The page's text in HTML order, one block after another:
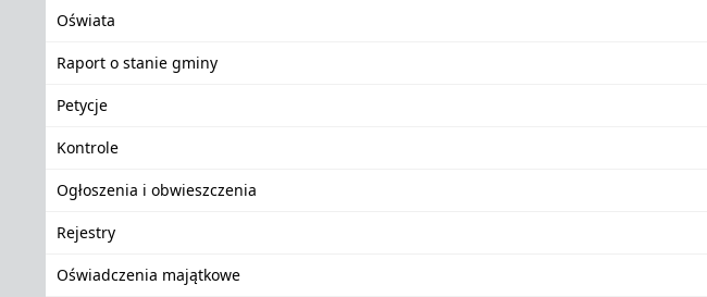
Oświata
Raport o stanie gminy
Petycje
Kontrole
Ogłoszenia i obwieszczenia
Rejestry
Oświadczenia majątkowe